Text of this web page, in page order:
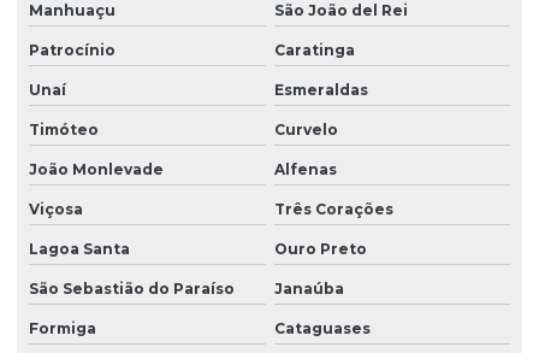
Manhuaçu São João del Rei
Patrocínio Caratinga
Unaí Esmeraldas
Timóteo Curvelo
João Monlevade Alfenas
Viçosa Três Corações
Lagoa Santa Ouro Preto
São Sebastião do Paraíso Janaúba
Formiga Cataguases